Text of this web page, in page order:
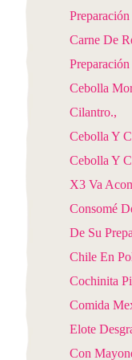
Carne De
Cebolla
Cilantro.
Cebolla Y
Cebolla Y
X3 Va
Consomé
De Su
Chile En
Cochinita
Comida
Elote
Con